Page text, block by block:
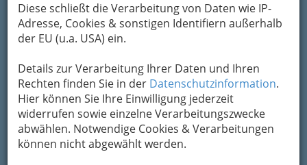
Diese schließt die Verarbeitung von Daten wie IP-
Adresse, Cookies & sonstigen Identifiern außerhalb
der EU (u.a. USA) ein.
Details zur Verarbeitung Ihrer Daten und Ihren
Rechten finden Sie in der Datenschutzinformation.
Hier können Sie Ihre Einwilligung jederzeit
widerrufen sowie einzelne Verarbeitungszwecke
abwählen. Notwendige Cookies & Verarbeitungen
können nicht abgewählt werden.
Klassisch/ Traditionell
Karte
Adresse mit Google Maps anschauen
Kontaktaufnahme